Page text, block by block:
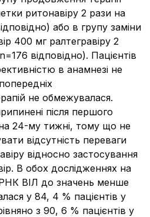
ритонавіру 2 рази на
або в групу заміни
400 мг ралтегравіру 2
відповідно). Пацієнтів
в анамнезі не
не обмежувалася.
після першого
на 24-му тижні, тому що не
відсутність переваги
відносно застосування
В обох дослідженнях на
ВІЛ до значень менше
у 84, 4 % пацієнтів у
з 90, 6 % пацієнтів у